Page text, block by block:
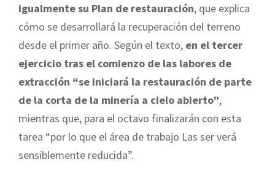
igualmente su Plan de restauración, que explica
cómo se desarrollará la recuperación del terreno
desde el primer año. Según el texto, en el tercer
ejercicio tras el comienzo de las labores de
extracción “se iniciará la restauración de parte
de la corta de la minería a cielo abierto”,
mientras que, para el octavo finalizarán con esta
tarea “por lo que el área de trabajo Las ser verá
sensiblemente reducida”.